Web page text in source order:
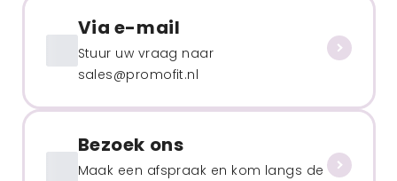
Via e-mail
Stuur uw vraag naar
sales@promofit.nl
Bezoek ons
Maak een afspraak en kom langs de